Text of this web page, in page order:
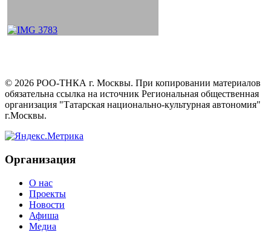
© 2026 РОО-ТНКА г. Москвы. При копировании материалов
обязательна ссылка на источник Региональная общественная
организация "Татарская национально-культурная автономия"
г.Москвы.
Организация
О нас
Проекты
Новости
Афиша
Медиа